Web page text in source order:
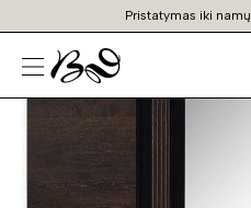
Pristatymas iki namų
Prekių
paieška
N